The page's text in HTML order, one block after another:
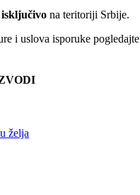
isključivo na teritoriji Srbije.
i uslova isporuke
želja